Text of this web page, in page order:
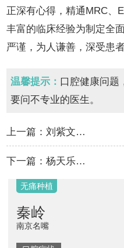
正深有心得，精通MRC、
丰富的临床经验为制定全
严谨，为人谦善，深受患者
温馨提示： 口腔健康问题
要问不专业的医生。
上一篇：刘紫文…
下一篇：杨天乐…
隐形矫正
瑾洁
演员